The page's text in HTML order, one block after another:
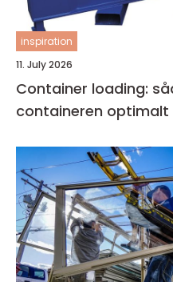
inspiration
11. July 2026
Container loading:
containeren optimalt